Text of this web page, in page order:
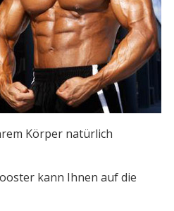
Körper natürlich
kann Ihnen auf die